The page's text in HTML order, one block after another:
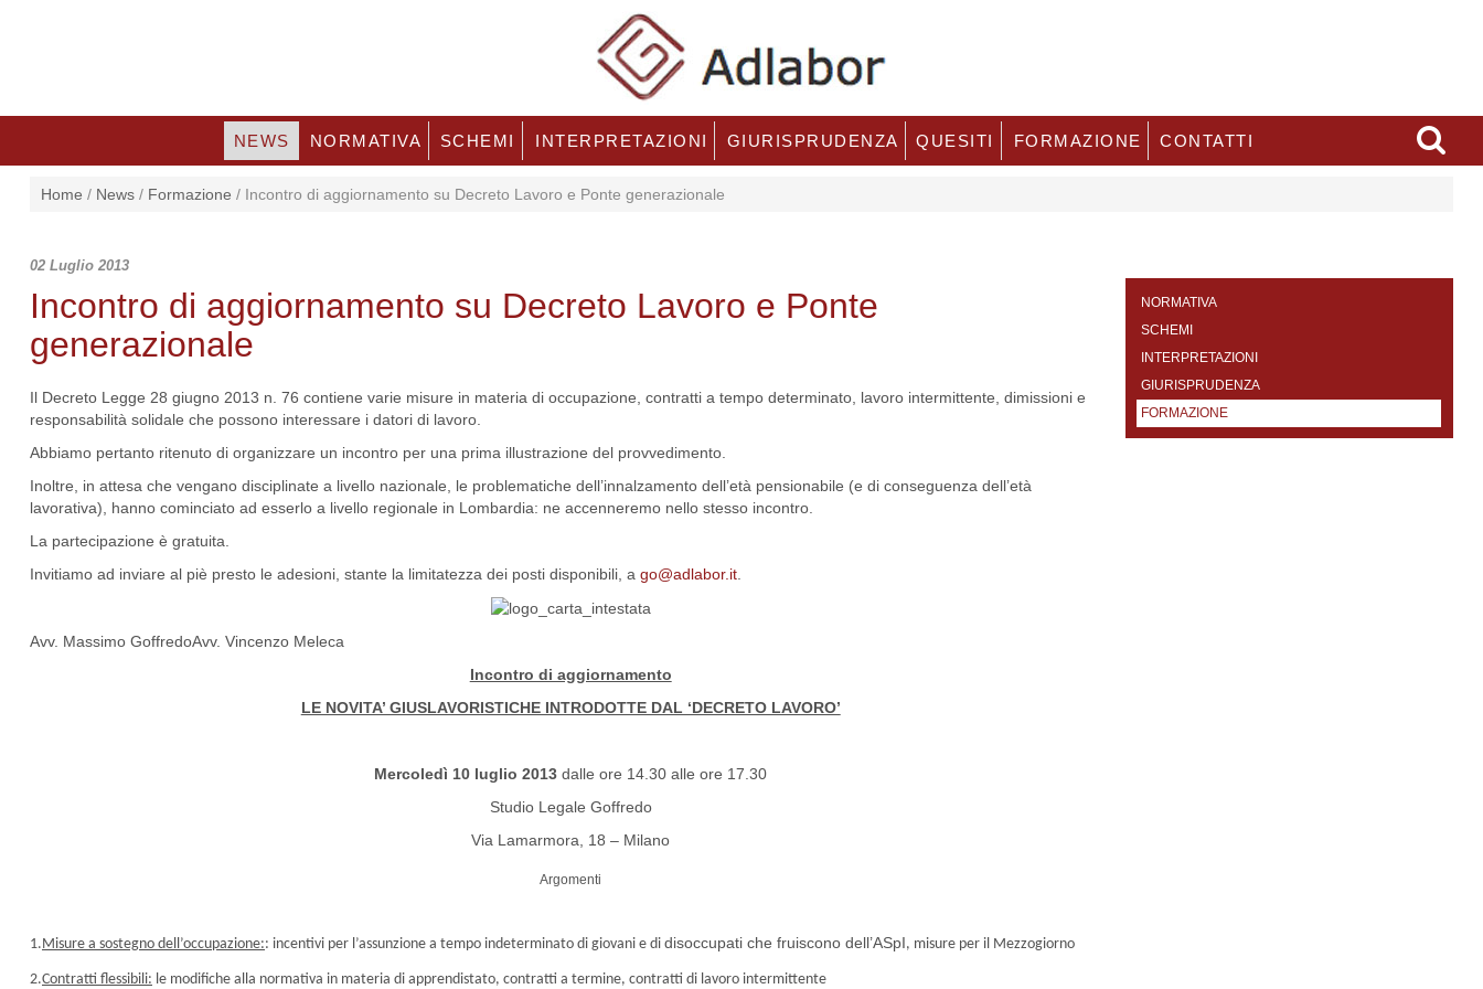
NEWS NORMATIVA SCHEMI INTERPRETAZIONI GIURISPRUDENZA QUESITI FORMAZIONE CONTATTI
Home / News / Formazione / Incontro di aggiornamento su Decreto Lavoro e Ponte generazionale
02 Luglio 2013
Incontro di aggiornamento su Decreto Lavoro e Ponte
generazionale
Il Decreto Legge 28 giugno 2013 n. 76 contiene varie misure in materia di occupazione, contratti a tempo determinato, lavoro intermittente, dimissioni e
responsabilità solidale che possono interessare i datori di lavoro.
Abbiamo pertanto ritenuto di organizzare un incontro per una prima illustrazione del provvedimento.
Inoltre, in attesa che vengano disciplinate a livello nazionale, le problematiche dell’innalzamento dell’età pensionabile (e di conseguenza dell’età
lavorativa), hanno cominciato ad esserlo a livello regionale in Lombardia: ne accenneremo nello stesso incontro.
La partecipazione è gratuita.
Invitiamo ad inviare al piè presto le adesioni, stante la limitatezza dei posti disponibili, a go@adlabor.it
Avv. Massimo GoffredoAvv. Vincenzo Meleca
Incontro di aggiornamento
LE NOVITA’ GIUSLAVORISTICHE INTRODOTTE DAL ‘DECRETO LAVORO’
Mercoledì 10 luglio 2013 dalle ore 14.30 alle ore 17.30
Studio Legale Goffredo
Via Lamarmora, 18 – Milano
Argomenti
1.Misure a sostegno dell’occupazione:: incentivi per l’assunzione a tempo indeterminato di giovani e di disoccupati che fruiscono dell’ASpI, misure per il Mezzogiorno
2.Contratti flessibili: le modifiche alla normativa in materia di apprendistato, contratti a termine, contratti di lavoro intermittente
NORMATIVA
SCHEMI
INTERPRETAZIONI
GIURISPRUDENZA
FORMAZIONE